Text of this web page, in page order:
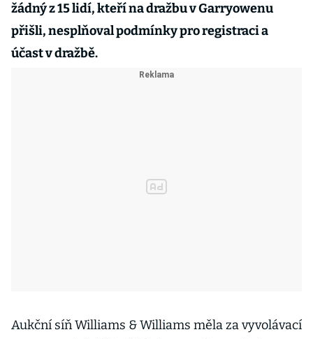
žádný z 15 lidí, kteří na dražbu v Garryowenu
přišli, nesplňoval podmínky pro registraci a
účast v dražbě.
Aukční síň Williams & Williams měla za vyvolávací